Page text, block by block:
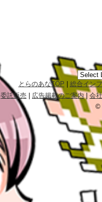
とらのあなTOP
総合イン
委託販売
広告掲載のご案内|会
©